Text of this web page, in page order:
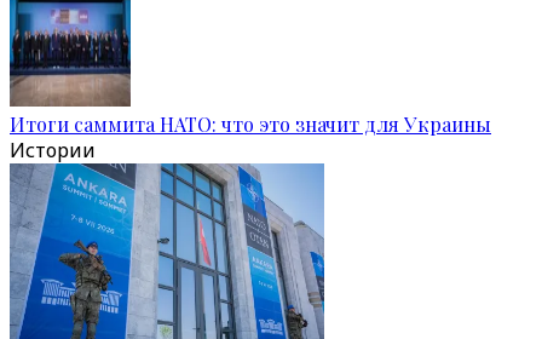
Итоги саммита НАТО: что это значит для Украины
Истории